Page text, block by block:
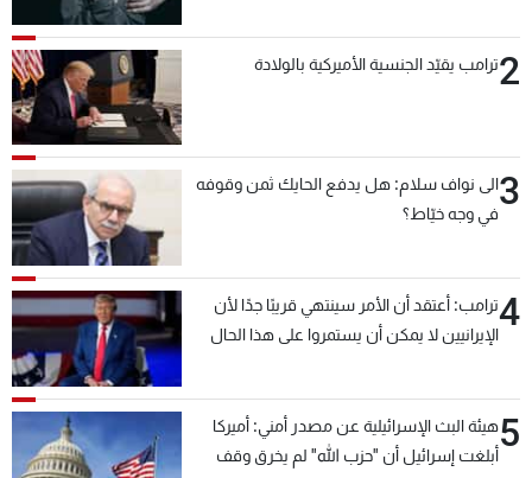
2ترامب يقيّد الجنسية الأميركية بالولادة
3الى نواف سلام: هل يدفع الحايك ثمن وقوفه
في وجه خيّاط؟
4ترامب: أعتقد أن الأمر سينتهي قريبًا جدًا لأن
الإيرانيين لا يمكن أن يستمروا على هذا الحال
5هيئة البث الإسرائيلية عن مصدر أمني: أميركا
أبلغت إسرائيل أن "حزب الله" لم يخرق وقف